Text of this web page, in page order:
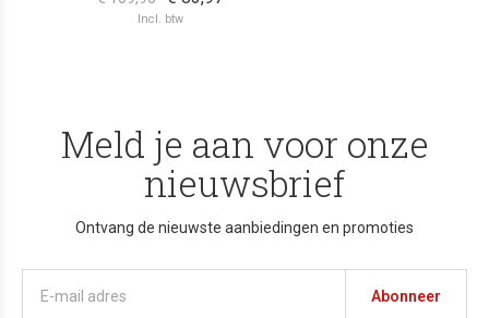
Incl. btw
Meld je aan voor onze
nieuwsbrief
Ontvang de nieuwste aanbiedingen en promoties
Abonneer